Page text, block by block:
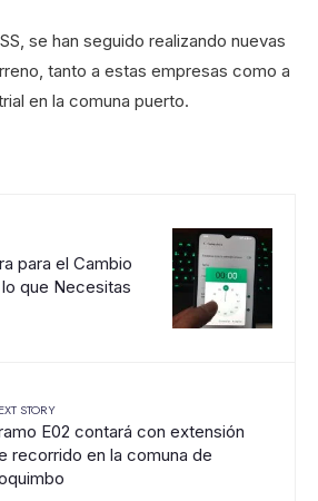
se han seguido realizando nuevas
tanto a estas empresas como a
en la comuna puerto.
para el Cambio
que Necesitas
STORY
E02 contará con extensión
recorrido en la comuna de